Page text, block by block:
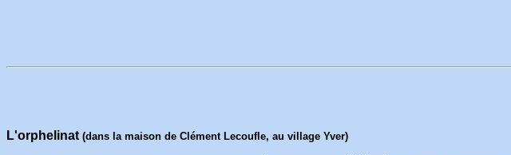
L'orphelinat (dans la maison de Clément Lecoufle, au village Yver)